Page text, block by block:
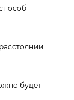
будет